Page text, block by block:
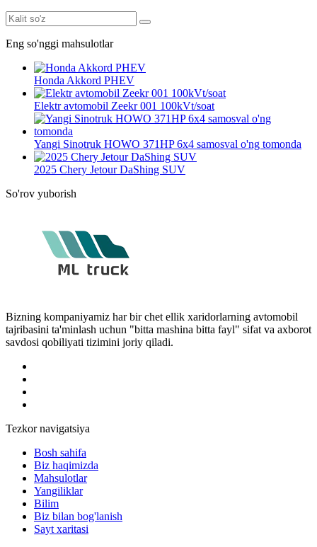
Eng so'nggi mahsulotlar
Honda Akkord PHEV
Elektr avtomobil Zeekr 001 100kVt/soat
Yangi Sinotruk HOWO 371HP 6x4 samosval o'ng tomonda
2025 Chery Jetour DaShing SUV
So'rov yuborish
Bizning kompaniyamiz har bir chet ellik xaridorlarning avtomobil
tajribasini ta'minlash uchun "bitta mashina bitta fayl" sifat va axborot
savdosi qobiliyati tizimini joriy qiladi.
Tezkor navigatsiya
Bosh sahifa
Biz haqimizda
Mahsulotlar
Yangiliklar
Bilim
Biz bilan bog'lanish
Sayt xaritasi